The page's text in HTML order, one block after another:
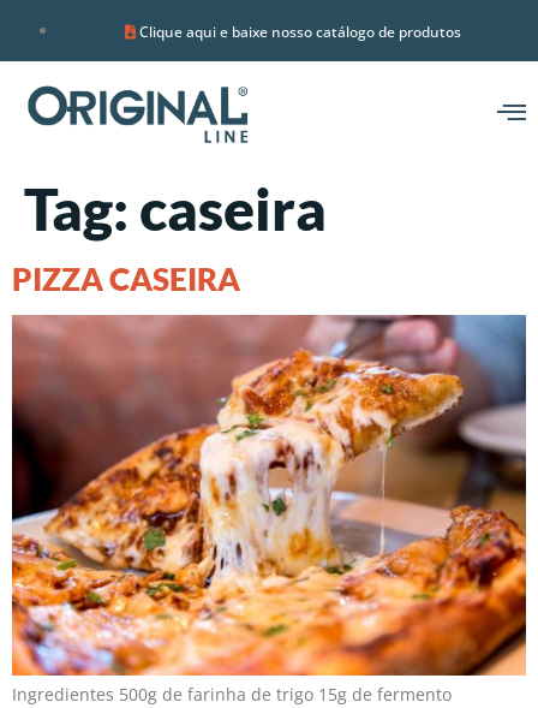
Clique aqui e baixe nosso catálogo de produtos
Tag: caseira
PIZZA CASEIRA
Ingredientes 500g de farinha de trigo 15g de fermento